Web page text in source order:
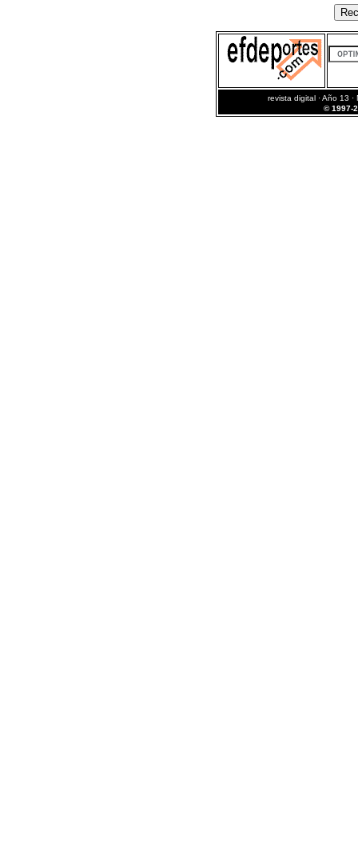
revista digital · Año 13 ·
© 1997-